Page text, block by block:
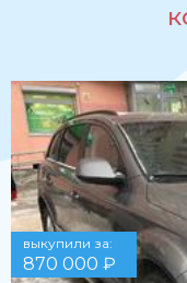
выкупили за:
870 000 ₽